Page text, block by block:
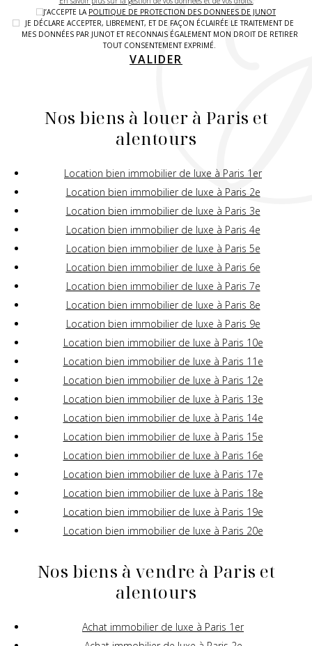
J’ACCEPTE LA POLITIQUE DE PROTECTION DES DONNEES DE JUNOT
JE DÉCLARE ACCEPTER, LIBREMENT, ET DE FAÇON ÉCLAIRÉE LE TRAITEMENT DE
MES DONNÉES PAR JUNOT ET RECONNAIS ÉGALEMENT MON DROIT DE RETIRER
TOUT CONSENTEMENT EXPRIMÉ.
VALIDER
Nos biens à louer à Paris et
alentours
Location bien immobilier de luxe à Paris 1er
Location bien immobilier de luxe à Paris 2e
Location bien immobilier de luxe à Paris 3e
Location bien immobilier de luxe à Paris 4e
Location bien immobilier de luxe à Paris 5e
Location bien immobilier de luxe à Paris 6e
Location bien immobilier de luxe à Paris 7e
Location bien immobilier de luxe à Paris 8e
Location bien immobilier de luxe à Paris 9e
Location bien immobilier de luxe à Paris 10e
Location bien immobilier de luxe à Paris 11e
Location bien immobilier de luxe à Paris 12e
Location bien immobilier de luxe à Paris 13e
Location bien immobilier de luxe à Paris 14e
Location bien immobilier de luxe à Paris 15e
Location bien immobilier de luxe à Paris 16e
Location bien immobilier de luxe à Paris 17e
Location bien immobilier de luxe à Paris 18e
Location bien immobilier de luxe à Paris 19e
Location bien immobilier de luxe à Paris 20e
Nos biens à vendre à Paris et
alentours
Achat immobilier de luxe à Paris 1er